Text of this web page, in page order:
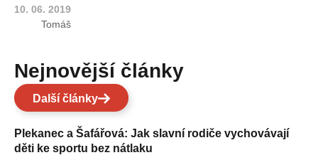
10. 06. 2019
Tomáš
Nejnovější články
Další články
Plekanec a Šafářová: Jak slavní rodiče vychovávají
děti ke sportu bez nátlaku